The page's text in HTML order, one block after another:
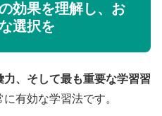
効果を理解し、お
選択を
力、そして最も重要な学習習
有効な学習法です。